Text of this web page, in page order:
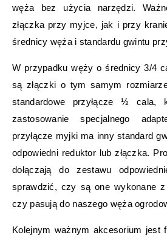
węża bez użycia narzędzi.
złączka przy myjce, jak i przy
średnicy węża i standardu gwintu
W przypadku węży o średnicy 3/4
są złączki o tym samym
standardowe przyłącze ½ cala,
zastosowanie specjalnego
przyłącze myjki ma inny standard
odpowiedni reduktor lub złączka.
dołączają do zestawu
sprawdzić, czy są one wykonane z
czy pasują do naszego węża
Kolejnym ważnym akcesorium jest